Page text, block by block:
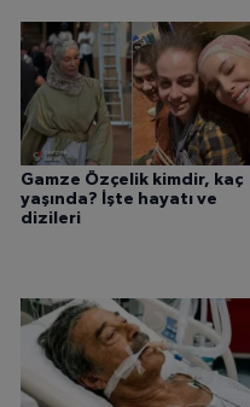
Gamze Özçelik kimdir, kaç
yaşında? İşte hayatı ve
dizileri